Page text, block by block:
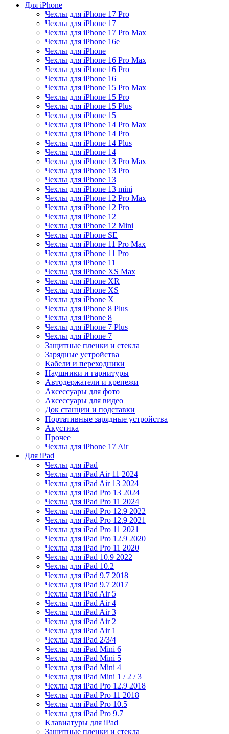
Для iPhone
Чехлы для iPhone 17 Pro
Чехлы для iPhone 17
Чехлы для iPhone 17 Pro Max
Чехлы для iPhone 16e
Чехлы для iPhone
Чехлы для iPhone 16 Pro Max
Чехлы для iPhone 16 Pro
Чехлы для iPhone 16
Чехлы для iPhone 15 Pro Max
Чехлы для iPhone 15 Pro
Чехлы для iPhone 15 Plus
Чехлы для iPhone 15
Чехлы для iPhone 14 Pro Max
Чехлы для iPhone 14 Pro
Чехлы для iPhone 14 Plus
Чехлы для iPhone 14
Чехлы для iPhone 13 Pro Max
Чехлы для iPhone 13 Pro
Чехлы для iPhone 13
Чехлы для iPhone 13 mini
Чехлы для iPhone 12 Pro Max
Чехлы для iPhone 12 Pro
Чехлы для iPhone 12
Чехлы для iPhone 12 Mini
Чехлы для iPhone SE
Чехлы для iPhone 11 Pro Max
Чехлы для iPhone 11 Pro
Чехлы для iPhone 11
Чехлы для iPhone XS Max
Чехлы для iPhone XR
Чехлы для iPhone XS
Чехлы для iPhone X
Чехлы для iPhone 8 Plus
Чехлы для iPhone 8
Чехлы для iPhone 7 Plus
Чехлы для iPhone 7
Защитные пленки и стекла
Зарядные устройства
Кабели и переходники
Наушники и гарнитуры
Автодержатели и крепежи
Аксессуары для фото
Аксессуары для видео
Док станции и подставки
Портативные зарядные устройства
Акустика
Прочее
Чехлы для iPhone 17 Air
Для iPad
Чехлы для iPad
Чехлы для iPad Air 11 2024
Чехлы для iPad Air 13 2024
Чехлы для iPad Pro 13 2024
Чехлы для iPad Pro 11 2024
Чехлы для iPad Pro 12.9 2022
Чехлы для iPad Pro 12.9 2021
Чехлы для iPad Pro 11 2021
Чехлы для iPad Pro 12.9 2020
Чехлы для iPad Pro 11 2020
Чехлы для iPad 10.9 2022
Чехлы для iPad 10.2
Чехлы для iPad 9.7 2018
Чехлы для iPad 9.7 2017
Чехлы для iPad Air 5
Чехлы для iPad Air 4
Чехлы для iPad Air 3
Чехлы для iPad Air 2
Чехлы для iPad Air 1
Чехлы для iPad 2/3/4
Чехлы для iPad Mini 6
Чехлы для iPad Mini 5
Чехлы для iPad Mini 4
Чехлы для iPad Mini 1 / 2 / 3
Чехлы для iPad Pro 12.9 2018
Чехлы для iPad Pro 11 2018
Чехлы для iPad Pro 10.5
Чехлы для iPad Pro 9.7
Клавиатуры для iPad
Защитные пленки и стекла